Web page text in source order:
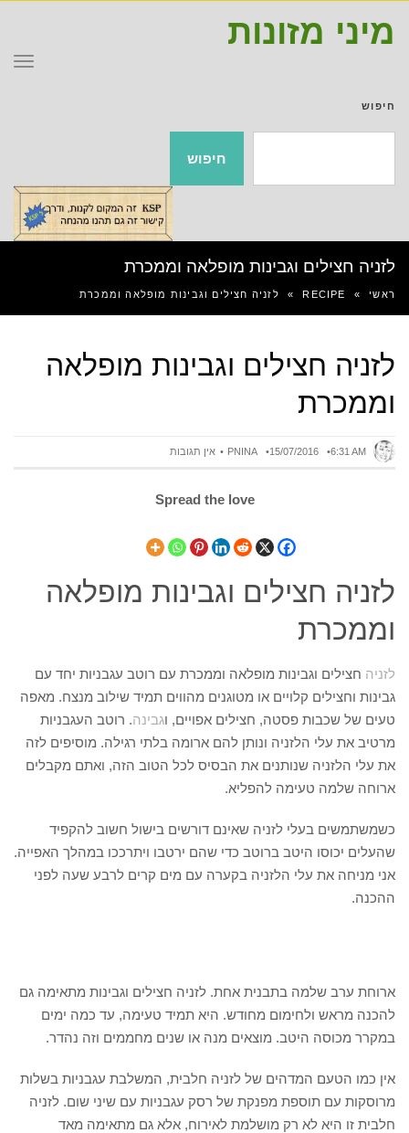
מיני מזונות
חיפוש
חיפוש
לזניה חצילים וגבינות מופלאה וממכרת
ראשי »
RECIPE
» לזניה חצילים וגבינות מופלאה וממכרת
לזניה חצילים וגבינות מופלאה
וממכרת
PNINA 15/07/2016 6:31 AM אין תגובות
Spread the love
לזניה חצילים וגבינות מופלאה
וממכרת
לזניה חצילים וגבינות מופלאה וממכרת עם רוטב עגבניות יחד עם
גבינות וחצילים קלויים או מטוגנים מהווים תמיד שילוב מנצח. מאפה
טעים של שכבות פסטה, חצילים אפויים, וגבינה. רוטב העגבניות
מרטיב את עלי הלזניה ונותן להם ארומה בלתי רגילה. מוסיפים לזה
את עלי הלזניה שנותנים את הבסיס לכל הטוב הזה, ואתם מקבלים
ארוחה שלמה טעימה להפליא.
כשמשתמשים בעלי לזניה שאינם דורשים בישול חשוב להקפיד
שהעלים יכוסו היטב ברוטב כדי שהם ירטבו ויתרככו במהלך האפייה.
אני מניחה את עלי הלזניה בקערה עם מים קרים לרבע שעה לפני
ההכנה.
ארוחת ערב שלמה בתבנית אחת. לזניה חצילים וגבינות מתאימה גם
להכנה מראש ולחימום מחודש. היא תמיד טעימה, עד כמה ימים
במקרר מכוסה היטב. מוצאים מנה או שנים מחממים וזה נהדר.
אין כמו הטעם המדהים של לזניה חלבית, המשלבת עגבניות בשלות
מרוסקות עם תוספת מפנקת של רסק עגבניות עם שיני שום. לזניה
חלבית זו היא לא רק מושלמת לאירוח, אלא גם מתאימה מאד